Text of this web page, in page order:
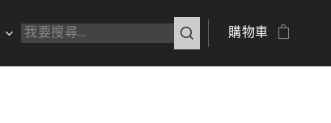
購物車